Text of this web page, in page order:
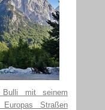
mit seinem
Straßen